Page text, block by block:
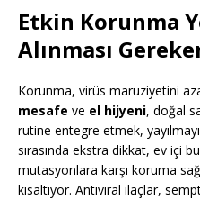
Etkin Korunma
Alınması
Korunma, virüs maruziyetini
mesafe ve el hijyeni, doğal
rutine entegre etmek,
sırasında ekstra dikkat, ev içi
mutasyonlara karşı koruma
kısaltıyor. Antiviral ilaçlar,